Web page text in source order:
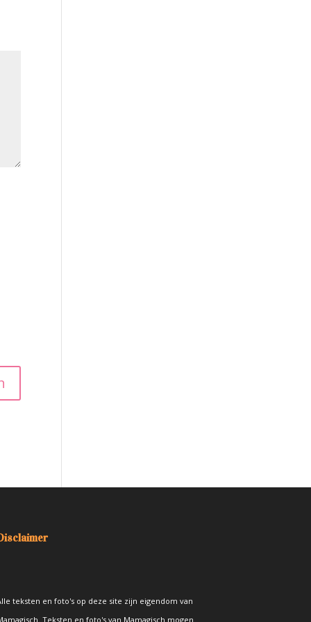
teksten en foto's op deze site zijn eigendom van
Teksten en foto's van Mamagisch mogen